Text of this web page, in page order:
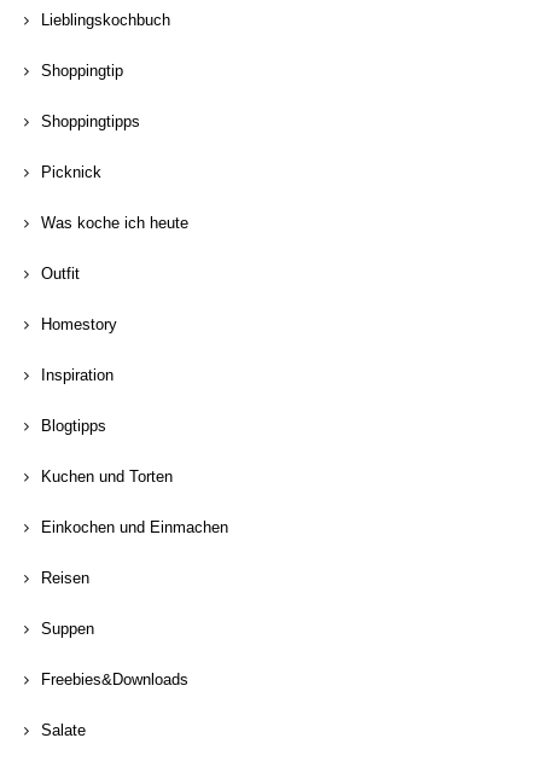
Lieblingskochbuch
Shoppingtip
Shoppingtipps
Picknick
Was koche ich heute
Outfit
Homestory
Inspiration
Blogtipps
Kuchen und Torten
Einkochen und Einmachen
Reisen
Suppen
Freebies&Downloads
Salate